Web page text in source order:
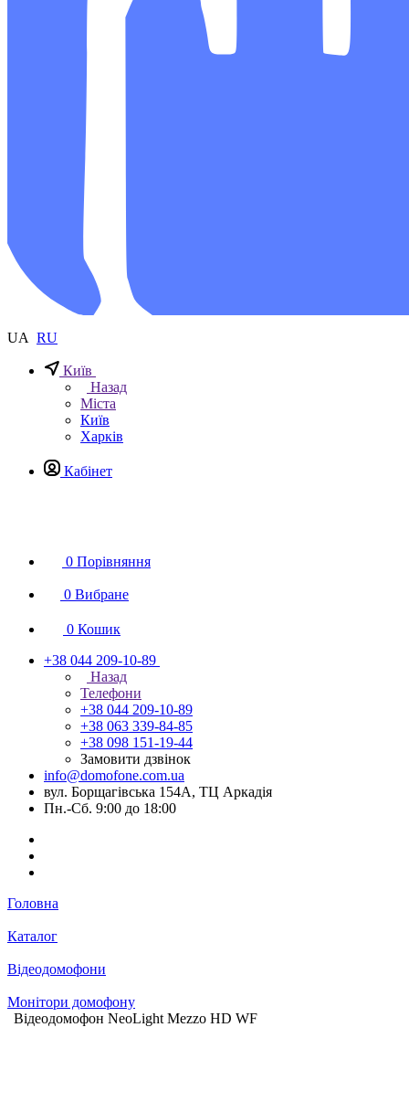
UA RU
Київ
Назад
Міста
Київ
Харків
Кабінет
0 Порівняння
0 Вибране
0 Кошик
+38 044 209-10-89
Назад
Телефони
+38 044 209-10-89
+38 063 339-84-85
+38 098 151-19-44
Замовити дзвінок
info@domofone.com.ua
вул. Борщагівська 154А, ТЦ Аркадія
Пн.-Сб. 9:00 до 18:00
Головна
Каталог
Відеодомофони
Монітори домофону
Відеодомофон NeoLight Mezzo HD WF